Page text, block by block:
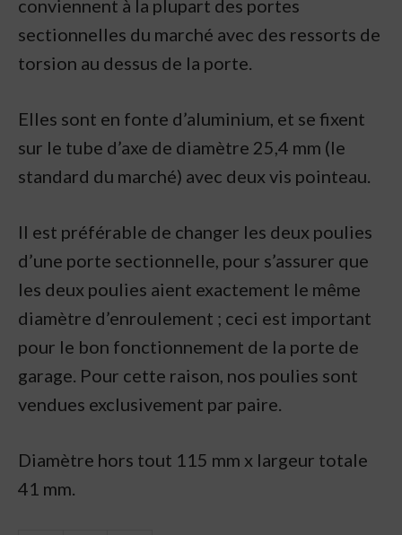
conviennent à la plupart des portes
sectionnelles du marché avec des ressorts de
torsion au dessus de la porte.
Elles sont en fonte d’aluminium, et se fixent
sur le tube d’axe de diamètre 25,4 mm (le
standard du marché) avec deux vis pointeau.
Il est préférable de changer les deux poulies
d’une porte sectionnelle, pour s’assurer que
les deux poulies aient exactement le même
diamètre d’enroulement ; ceci est important
pour le bon fonctionnement de la porte de
garage. Pour cette raison, nos poulies sont
vendues exclusivement par paire.
Diamètre hors tout 115 mm x largeur totale
41 mm.